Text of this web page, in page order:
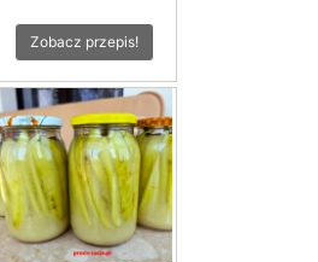
Zobacz przepis!